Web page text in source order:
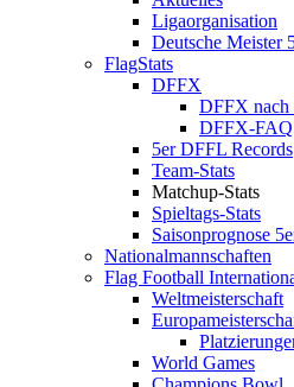
Ligaorganisation
Deutsche Meister
FlagStats
DFFX
DFFX nach
DFFX-FAQ
5er DFFL Records
Team-Stats
Matchup-Stats
Spieltags-Stats
Saisonprognose
Nationalmannschaften
Flag Football
Weltmeisterschaft
World Games